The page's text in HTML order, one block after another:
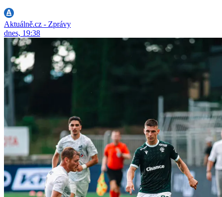
Aktuálně.cz - Zprávy
dnes, 19:38